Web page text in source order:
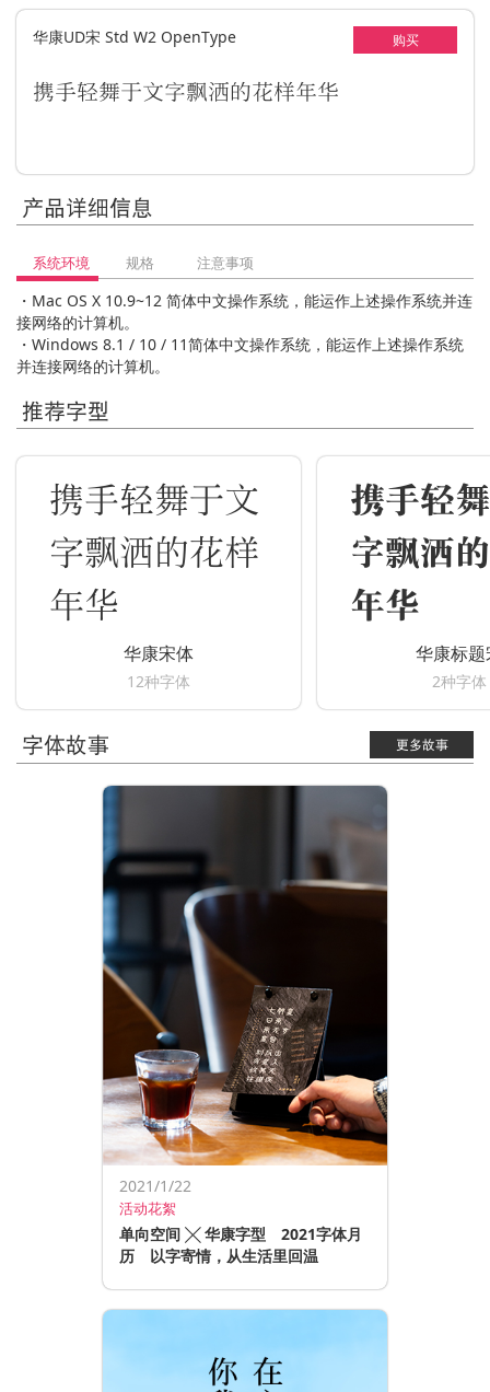
华康UD宋 Std W2 OpenType 购买
携手轻舞于文字飘洒的花样年华
产品详细信息
系统环境 规格 注意事项
・Mac OS X 10.9~12 简体中文操作系统，能运作上述操作系统并连
接网络的计算机。
・Windows 8.1 / 10 / 11简体中文操作系统，能运作上述操作系统
并连接网络的计算机。
推荐字型
携手轻舞于文
字飘洒的花样
年华
华康宋体
12种字体
携手轻
字飘洒
年华
华康标题
2种字体
字体故事 更多故事
2021/1/22
活动花絮
单向空间 ╳ 华康字型 2021字体月
历 以字寄情，从生活里回温